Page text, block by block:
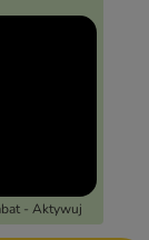
- Aktywuj